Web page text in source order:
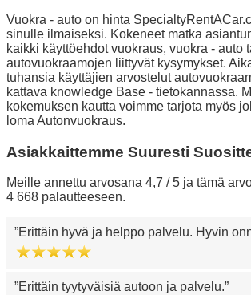
Vuokra - auto on hinta
sinulle ilmaiseksi. Kokeneet matka
kaikki käyttöehdot vuokraus, vuokra - auto
autovuokraamojen liittyvät kysymykset.
tuhansia käyttäjien arvostelut
kattava knowledge Base - tietokannassa.
kokemuksen kautta voimme tarjota myös
loma Autonvuokraus.
Asiakkaittemme Suuresti
Meille annettu arvosana 4,7 / 5 ja tämä
4 668 palautteeseen.
Erittäin hyvä ja helppo palvelu. Hyvin
Erittäin tyytyväisiä autoon ja palvelu.